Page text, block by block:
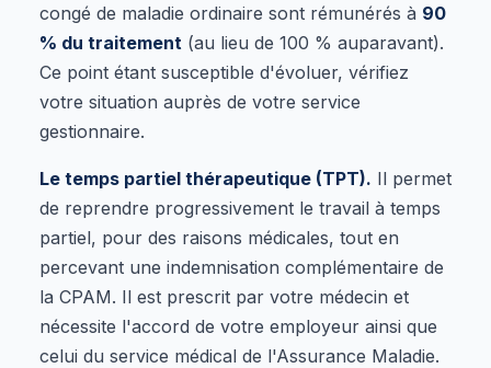
congé de maladie ordinaire sont rémunérés à 90
% du traitement (au lieu de 100 % auparavant).
Ce point étant susceptible d'évoluer, vérifiez
votre situation auprès de votre service
gestionnaire.
Le temps partiel thérapeutique (TPT). Il permet
de reprendre progressivement le travail à temps
partiel, pour des raisons médicales, tout en
percevant une indemnisation complémentaire de
la CPAM. Il est prescrit par votre médecin et
nécessite l'accord de votre employeur ainsi que
celui du service médical de l'Assurance Maladie.